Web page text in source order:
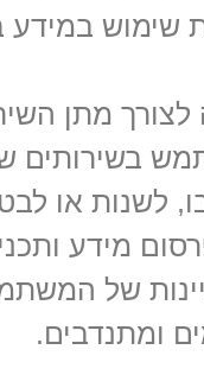
במידע
מתן
בשירותים
לשנות או
מידע
של
ומתנדבים.